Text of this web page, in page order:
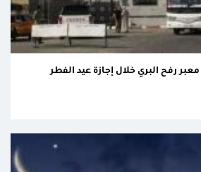
رفح البري خلال إجازة عيد الفطر